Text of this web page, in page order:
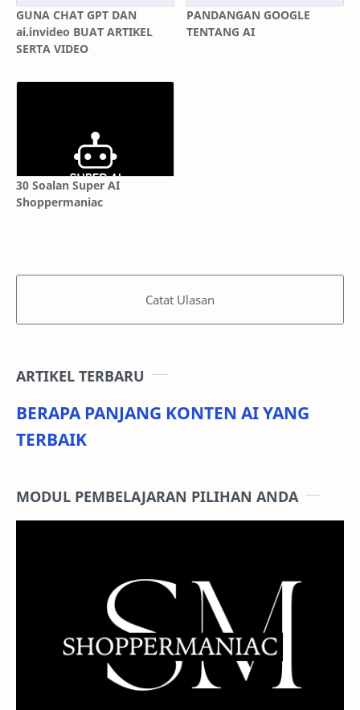
GUNA CHAT GPT DAN
ai.invideo BUAT ARTIKEL
SERTA VIDEO
PANDANGAN GOOGLE
TENTANG AI
30 Soalan Super AI
Shoppermaniac
Catat Ulasan
ARTIKEL TERBARU
BERAPA PANJANG KONTEN AI YANG
TERBAIK
MODUL PEMBELAJARAN PILIHAN ANDA